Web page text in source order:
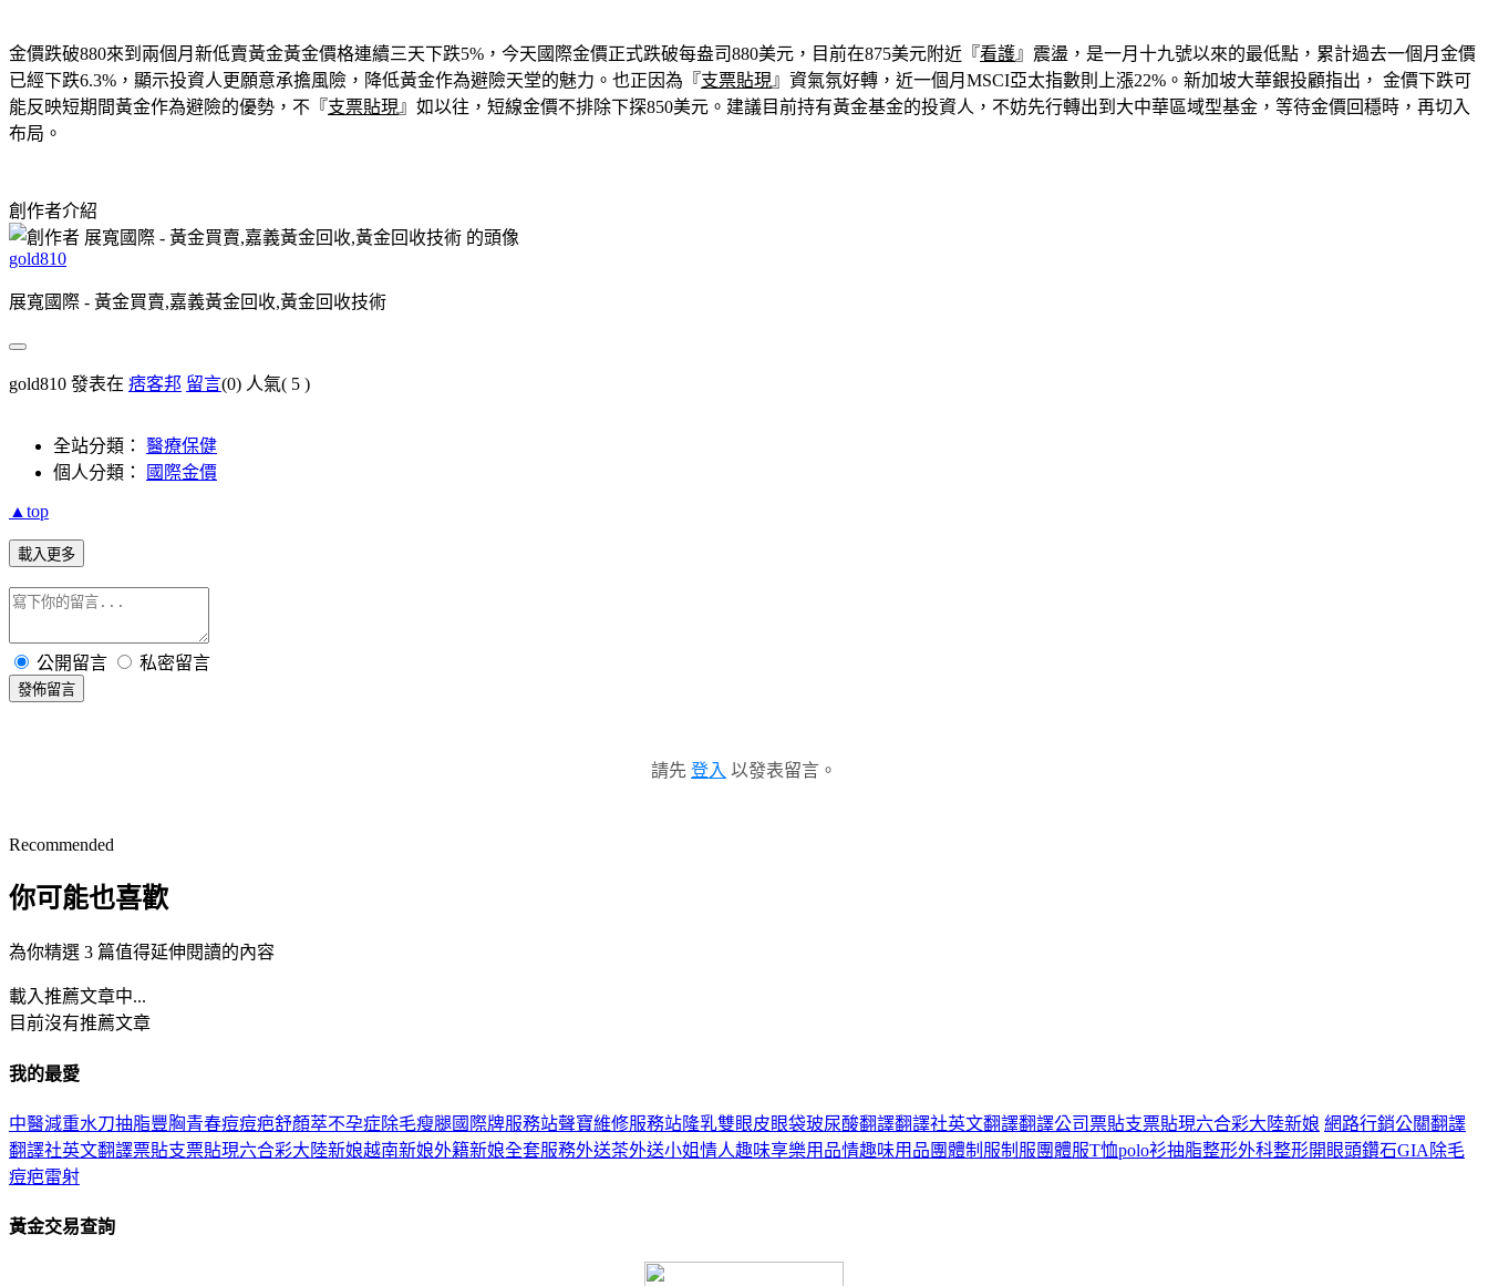
金價跌破880來到兩個月新低賣黃金黃金價格連續三天下跌5%，今天國際金價正式跌破每盎司880美元，目前在875美元附近『看護』震盪，是一月十九號以來的最低點，累計過去一個月金價
已經下跌6.3%，顯示投資人更願意承擔風險，降低黃金作為避險天堂的魅力。也正因為『支票貼現 』資氣氛好轉，近一個月MSCI亞太指數則上漲22%。新加坡大華銀投顧指出， 金價下跌可
能反映短期間黃金作為避險的優勢，不『支票貼現 』如以往，短線金價不排除下探850美元。建議目前持有黃金基金的投資人，不妨先行轉出到大中華區域型基金，等待金價回穩時，再切入
布局。
創作者介紹
gold810
展寬國際 - 黃金買賣,嘉義黃金回收,黃金回收技術
gold810 發表在 痞客邦 留言(0) 人氣( 5 )
全站分類： 醫療保健
個人分類：
國際金價
▲top
載入更多
公開留言 私密留言
發佈留言
請先 登入 以發表留言。
Recommended
你可能也喜歡
為你精選 3 篇值得延伸閱讀的內容
載入推薦文章中...
目前沒有推薦文章
我的最愛
中醫減重水刀抽脂豐胸青春痘痘疤舒顏萃不孕症除毛瘦腿國際牌服務站聲寶維修服務站隆乳雙眼皮眼袋玻尿酸翻譯翻譯社英文翻譯翻譯公司票貼支票貼現六合彩大陸新娘 網路行銷公關翻譯
翻譯社英文翻譯票貼支票貼現六合彩大陸新娘越南新娘外籍新娘全套服務外送茶外送小姐情人趣味享樂用品情趣味用品 團體制服制服 團體服T恤polo衫抽脂整形外科整形開眼頭鑽石GIA 除毛
痘疤雷射
黃金交易查詢